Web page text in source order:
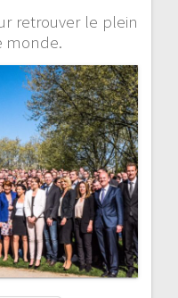
retrouver le plein
monde.